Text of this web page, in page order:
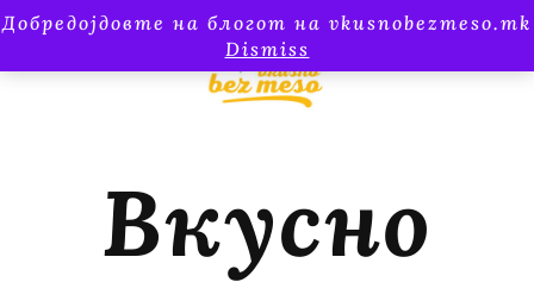
Добредојдовте на блогот на vkusnobezmeso.mk
Dismiss
Вкусно